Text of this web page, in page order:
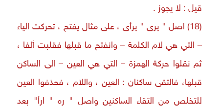
قيل : لا يجوز .
(18) اصل " يرى " يرأى ، على مثال يفتح ، تحركت الياء
– التي هي لام الكلمة – وانفتح ما قبلها فقلبت ألفا ،
ثم نقلوا حركة الهمزة – التي هي العين – الى الساكن
قبلها، فالتقى ساكنان : العين ، واللام ، فحذفوا العين
للتخلص من التقاء الساكنين واصل " ره " ارأ" بعد